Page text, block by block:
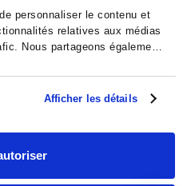
personnaliser le contenu et
relatives aux médias
Nous partageons également
de publicité et d'analyse, qui
d'autres informations que
Afficher les détails